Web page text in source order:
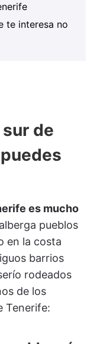
te interesa no
de
es mucho
pueblos
en la costa
barrios
rodeados
de los
Tenerife: